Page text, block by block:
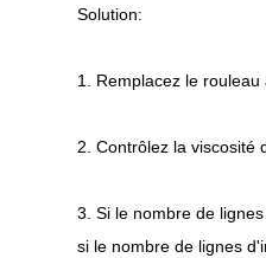
Solution:
1. Remplacez le rouleau
2. Contrôlez la viscosité
3. Si le nombre de
si le nombre de lignes